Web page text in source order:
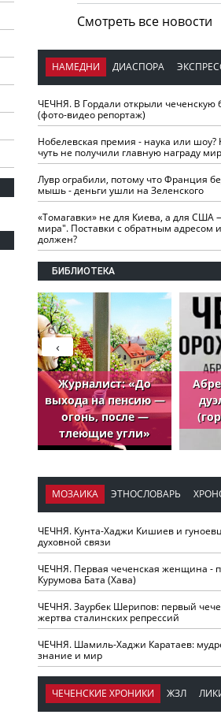
Смотреть все новости
НАМЕДНИ ДИАСПОРА
ЧЕЧНЯ. В Гордали открыли
(фото-видео репортаж)
Нобелевская премия - наука или шоу?
чуть не получили главную награду
Лувр ограбили, потому что Франция
мышь - деньги ушли на Зеленского
«Томагавки» не для Киева, а для США
мира". Поставки с обратным адресом
должен?
БИБЛИОТЕКА
Журналист: «До
выхода на пенсию —
огонь, после —
тлеющие угли»
‹
МОЗАИКА ЭТНОСЛОВАРЬ
ЧЕЧНЯ. Кунта-Хаджи Кишиев и
духовной связи
ЧЕЧНЯ. Первая чеченская женщина -
Курумова Бата (Хава)
ЧЕЧНЯ. Заурбек Шерипов: первый
жертва сталинских репрессий
ЧЕЧНЯ. Шамиль-Хаджи Каратаев:
знание и мир
ЧЕЧЕНСКИЕ ХРОНИКИ ЖЗЛ